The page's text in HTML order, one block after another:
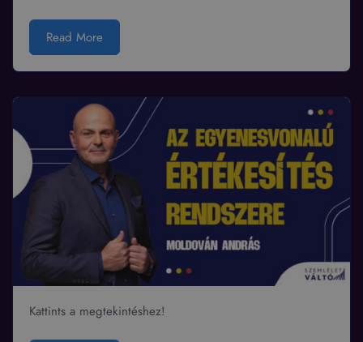
Read More
Kattints a megtekintéshez!